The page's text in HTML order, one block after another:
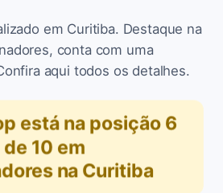
em Curitiba. Destaque na
conta com uma
aqui todos os detalhes.
está na posição 6
de 10 em
na Curitiba